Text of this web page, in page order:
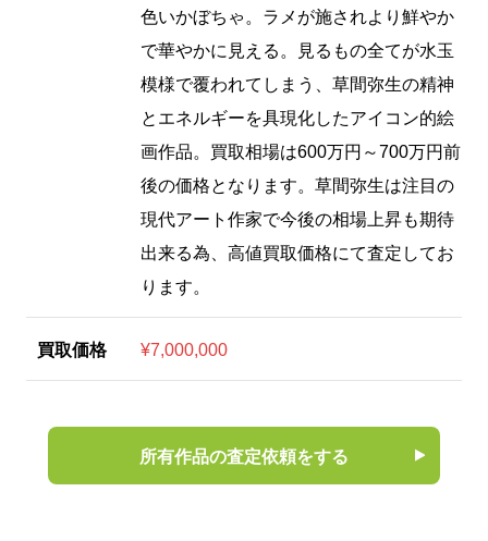
色いかぼちゃ。ラメが施されより鮮やか
で華やかに見える。見るもの全てが水玉
模様で覆われてしまう、草間弥生の精神
とエネルギーを具現化したアイコン的絵
画作品。買取相場は600万円～700万円前
後の価格となります。草間弥生は注目の
現代アート作家で今後の相場上昇も期待
出来る為、高値買取価格にて査定してお
ります。
買取価格 ¥7,000,000
所有作品の査定依頼をする